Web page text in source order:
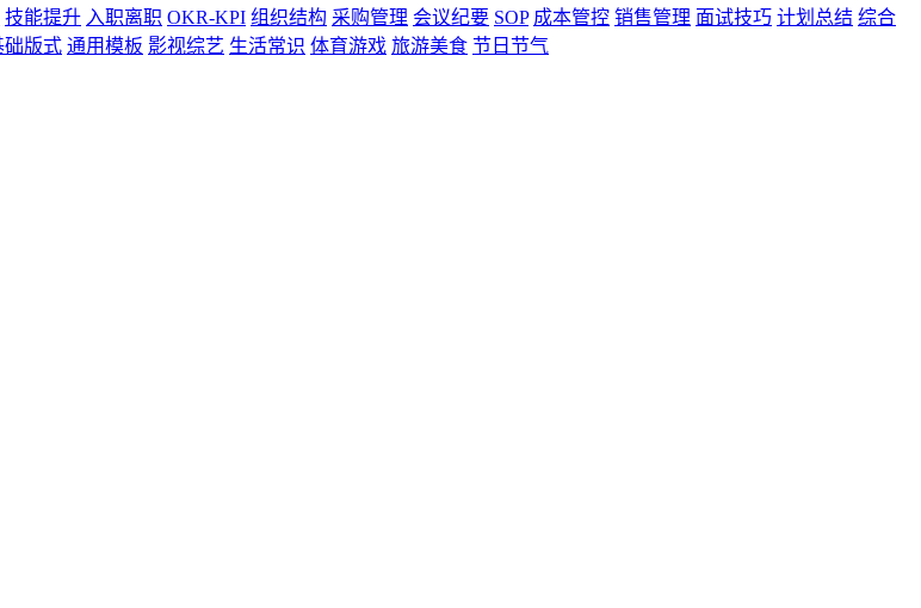
技能提升 入职离职 OKR-KPI 组织结构 采购管理 会议纪要 SOP 成本管控 销售管理 面试技巧 计划总结 综合
础版式 通用模板 影视综艺 生活常识 体育游戏 旅游美食 节日节气